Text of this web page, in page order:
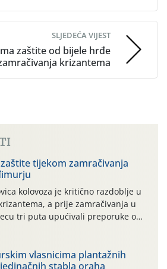
SLJEDEĆA VIJEST
zaštite od bijele hrđe
krizantema
tijekom zamračivanja
kolovoza je kritično razdoblje u
a prije zamračivanja u
tri puta upućivali preporuke o
zaštite krizantema od najčešćih
i fito-fagnih grinja (23.7., 14.7.,
mjeseca je zabilježeno je
vruće meteorološko razdoblje, uz
vlasnicima plantažnih
stabla oraha